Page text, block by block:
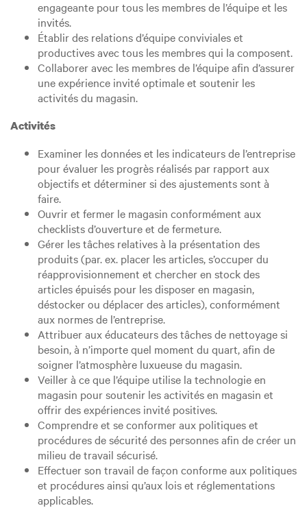
engageante pour tous les membres de l’équipe et les
invités.
Établir des relations d’équipe conviviales et
productives avec tous les membres qui la composent.
Collaborer avec les membres de l’équipe afin d’assurer
une expérience invité optimale et soutenir les
activités du magasin.
Activités
Examiner les données et les indicateurs de l’entreprise
pour évaluer les progrès réalisés par rapport aux
objectifs et déterminer si des ajustements sont à
faire.
Ouvrir et fermer le magasin conformément aux
checklists d’ouverture et de fermeture.
Gérer les tâches relatives à la présentation des
produits (par. ex. placer les articles, s’occuper du
réapprovisionnement et chercher en stock des
articles épuisés pour les disposer en magasin,
déstocker ou déplacer des articles), conformément
aux normes de l’entreprise.
Attribuer aux éducateurs des tâches de nettoyage si
besoin, à n’importe quel moment du quart, afin de
soigner l’atmosphère luxueuse du magasin.
Veiller à ce que l’équipe utilise la technologie en
magasin pour soutenir les activités en magasin et
offrir des expériences invité positives.
Comprendre et se conformer aux politiques et
procédures de sécurité des personnes afin de créer un
milieu de travail sécurisé.
Effectuer son travail de façon conforme aux politiques
et procédures ainsi qu’aux lois et réglementations
applicables.